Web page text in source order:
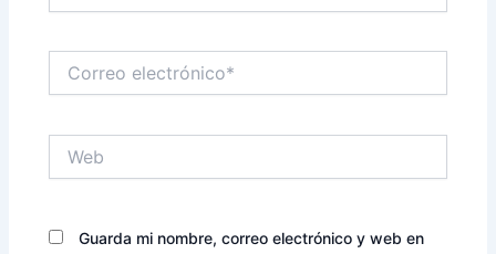
electrónico*
Guarda mi nombre, correo electrónico y web en